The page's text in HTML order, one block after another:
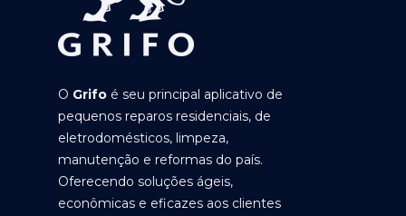
O Grifo é seu principal aplicativo de
pequenos reparos residenciais, de
eletrodomésticos, limpeza,
manutenção e reformas do país.
Oferecendo soluções ágeis,
econômicas e eficazes aos clientes